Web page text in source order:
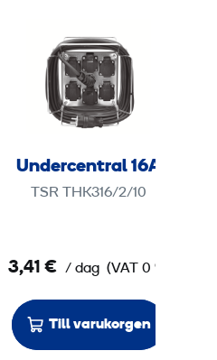
n
d
e
r
c
l
1
6
A
Undercentral 16A
TSR THK316/2/10
3,41 € / dag (VAT 0 %)
Till varukorgen